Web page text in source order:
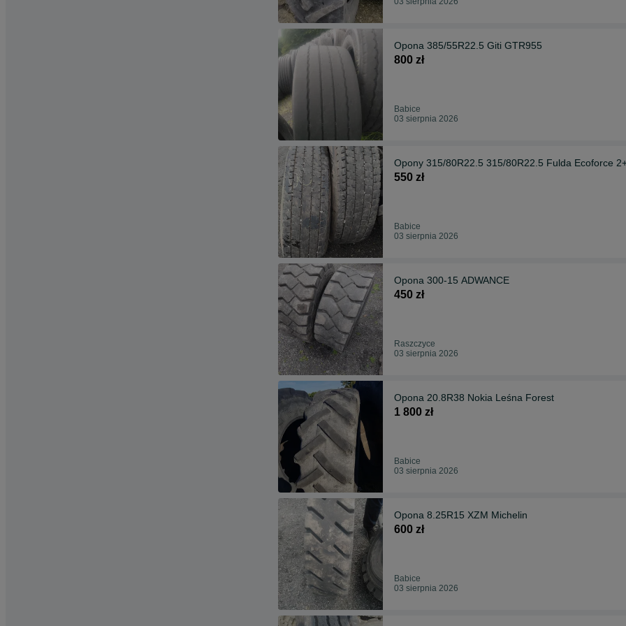
Opona 385/55R22.5 Giti GTR955
800 zł
Babice
03 sierpnia 2026
Opony 315/80R22.5 315/80R22.5 Fulda Ecoforce
550 zł
Babice
03 sierpnia 2026
Opona 300-15 ADWANCE
450 zł
Raszczyce
03 sierpnia 2026
Opona 20.8R38 Nokia Leśna Forest
1 800 zł
Babice
03 sierpnia 2026
Opona 8.25R15 XZM Michelin
600 zł
Babice
03 sierpnia 2026